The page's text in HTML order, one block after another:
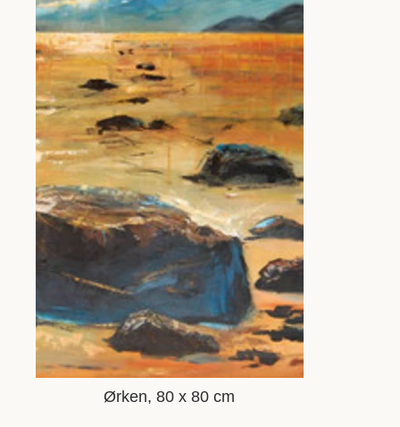
Ørken, 80 x 80 cm